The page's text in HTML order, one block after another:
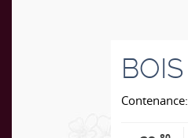
Contenance: